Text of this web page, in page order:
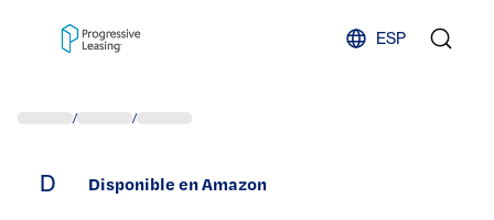
ESP
/ /
D Disponible en Amazon